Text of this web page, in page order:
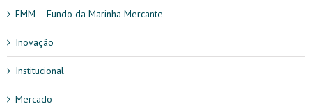
FMM – Fundo da Marinha Mercante
Inovação
Institucional
Mercado